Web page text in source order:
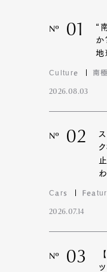
Nº 01
“
か
地
Culture 南極
2026.08.03
Nº 02
Cars
2026.07.14
Nº 03